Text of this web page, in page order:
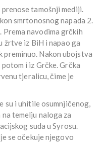
tamošnji mediji.
smrtonosnog napada 2.
Prema navodima grčkih
žrtve iz BiH i napao ga
preminuo. Nakon ubojstva
i iz Grčke. Grčka
tjeralicu, čime je
su i uhitile osumnjičenog,
temelju naloga za
suda u Syrosu.
se očekuje njegovo